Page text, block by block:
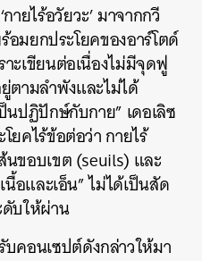
ายไร้อวัยวะ’ มาจากกวี
มยกประโยคของอาร์โตด์
ะเขียนต่อเนื่องไม่มีจุดฟู
ตามลำพังและไม่ได้
นปฏิปักษ์กับกาย” เดอเลิซ
ยคไร้ข้อต่อว่า กายไร้
ขอบเขต (seuils) และ
อและเอ็น” ไม่ได้เป็นสัด
บให้ผ่าน
คอนเซปต์ดังกล่าวให้มา